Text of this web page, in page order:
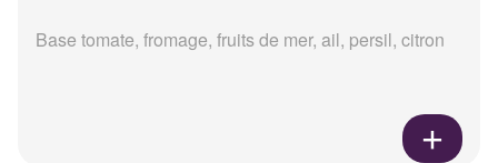
Base tomate, fromage, fruits de mer, ail, persil, citron